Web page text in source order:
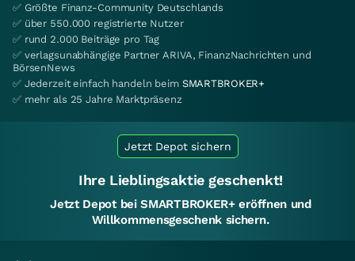
✅ Größte Finanz-Community Deutschlands
✅ über 550.000 registrierte Nutzer
✅ rund 2.000 Beiträge pro Tag
✅ verlagsunabhängige Partner ARIVA, FinanzNachrichten und
BörsenNews
✅ Jederzeit einfach handeln beim SMARTBROKER+
✅ mehr als 25 Jahre Marktpräsenz
Jetzt Depot sichern
Ihre Lieblingsaktie geschenkt!
Jetzt Depot bei SMARTBROKER+ eröffnen und
Willkommensgeschenk sichern.